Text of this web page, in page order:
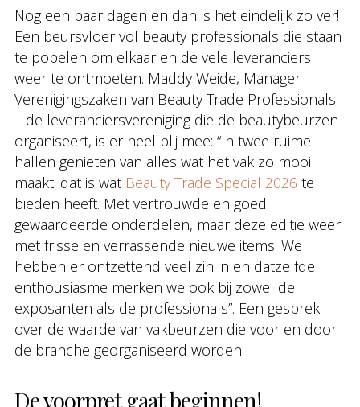
Nog een paar dagen en dan is het eindelijk zo ver!
Een beursvloer vol beauty professionals die staan
te popelen om elkaar en de vele leveranciers
weer te ontmoeten. Maddy Weide, Manager
Verenigingszaken van Beauty Trade Professionals
– de leveranciersvereniging die de beautybeurzen
organiseert, is er heel blij mee: “In twee ruime
hallen genieten van alles wat het vak zo mooi
maakt: dat is wat Beauty Trade Special 2026 te
bieden heeft. Met vertrouwde en goed
gewaardeerde onderdelen, maar deze editie weer
met frisse en verrassende nieuwe items. We
hebben er ontzettend veel zin in en datzelfde
enthousiasme merken we ook bij zowel de
exposanten als de professionals”. Een gesprek
over de waarde van vakbeurzen die voor en door
de branche georganiseerd worden.
De voorpret gaat beginnen!